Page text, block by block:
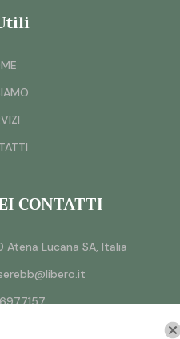
CONTATTI
Atena Lucana SA, Italia